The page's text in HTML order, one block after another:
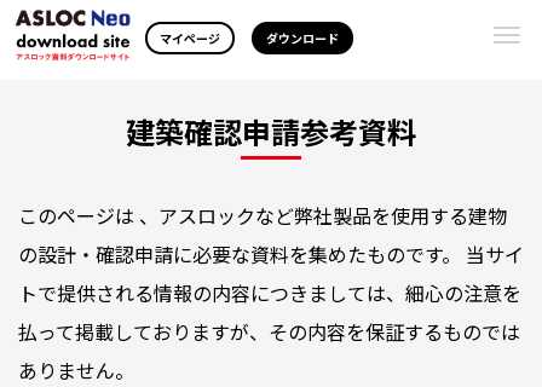
マイページ ダウンロード
建築確認申請参考資料
このページは 、アスロックなど弊社製品を使用する建物
の設計・確認申請に必要な資料を集めたものです。 当サイ
トで提供される情報の内容につきましては、細心の注意を
払って掲載しておりますが、その内容を保証するものでは
ありません。